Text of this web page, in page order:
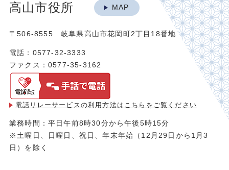
高山市役所 MAP
〒506-8555 岐阜県高山市花岡町2丁目18番地
電話：0577-32-3333
ファクス：0577-35-3162
電話リレーサービスの利用方法は こちらをご覧ください
業務時間：平日午前8時30分から午後5時15分
※土曜日、日曜日、祝日、年末年始（12月29日から1月3
日）を除く